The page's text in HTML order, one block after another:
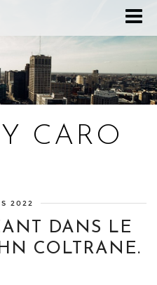
CARO
2022
DANS LE
COLTRANE.